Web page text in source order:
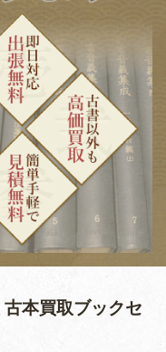
古本買取ブックセ